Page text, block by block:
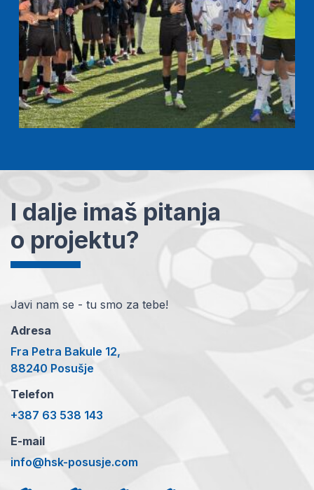
I dalje imaš pitanja
o projektu?
Javi nam se - tu smo za tebe!
Adresa
Fra Petra Bakule 12,
88240 Posušje
Telefon
+387 63 538 143
E-mail
info@hsk-posusje.com